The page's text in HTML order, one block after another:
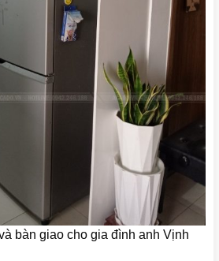
bàn giao cho gia đình anh Vịnh